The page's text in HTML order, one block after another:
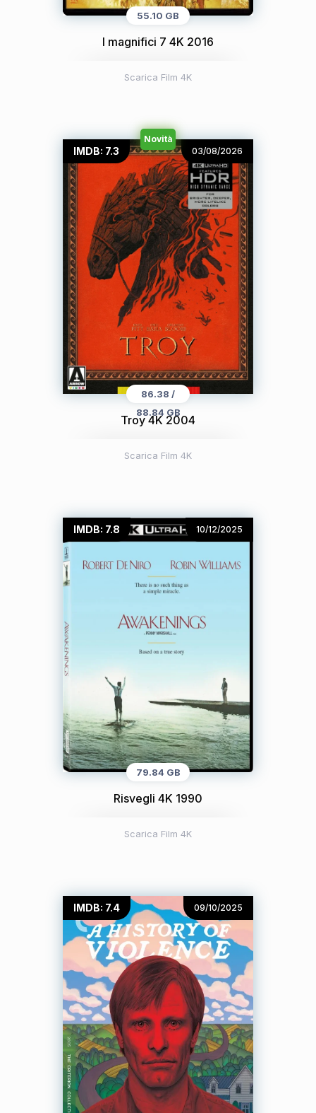
55.10 GB
I magnifici 7 4K 2016
Scarica Film 4K
IMDB: 7.3 03/08/2026
86.38 /
88.84 GB
Troy 4K 2004
Scarica Film 4K
Novità
IMDB: 7.8 10/12/2025
79.84 GB
Risvegli 4K 1990
Scarica Film 4K
IMDB: 7.4 09/10/2025